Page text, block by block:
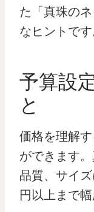
た「真珠の
なヒントです
予算設
と
価格を理解
ができます
品質、サイ
円以上まで幅